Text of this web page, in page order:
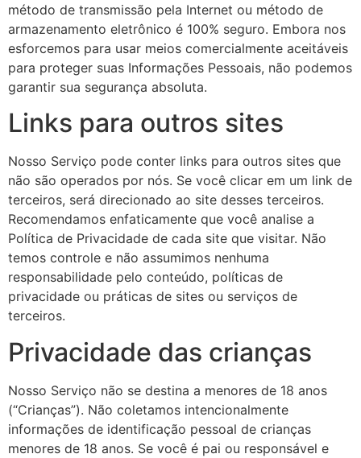
método de transmissão pela Internet ou método de
armazenamento eletrônico é 100% seguro. Embora nos
esforcemos para usar meios comercialmente aceitáveis
para proteger suas Informações Pessoais, não podemos
garantir sua segurança absoluta.
Links para outros sites
Nosso Serviço pode conter links para outros sites que
não são operados por nós. Se você clicar em um link de
terceiros, será direcionado ao site desses terceiros.
Recomendamos enfaticamente que você analise a
Política de Privacidade de cada site que visitar. Não
temos controle e não assumimos nenhuma
responsabilidade pelo conteúdo, políticas de
privacidade ou práticas de sites ou serviços de
terceiros.
Privacidade das crianças
Nosso Serviço não se destina a menores de 18 anos
(“Crianças”). Não coletamos intencionalmente
informações de identificação pessoal de crianças
menores de 18 anos. Se você é pai ou responsável e